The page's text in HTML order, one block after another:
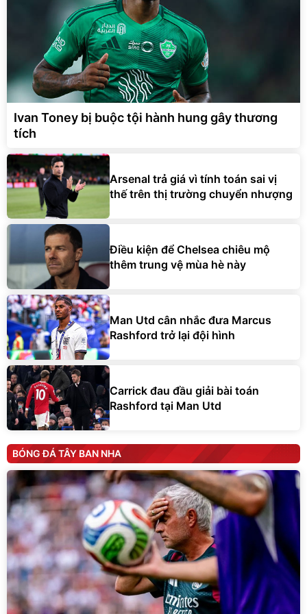
Ivan Toney bị buộc tội hành hung gây thương
tích
Arsenal trả giá vì tính toán sai vị
thế trên thị trường chuyển nhượng
Điều kiện để Chelsea chiêu mộ
thêm trung vệ mùa hè này
Man Utd cân nhắc đưa Marcus
Rashford trở lại đội hình
Carrick đau đầu giải bài toán
Rashford tại Man Utd
BÓNG ĐÁ TÂY BAN NHA